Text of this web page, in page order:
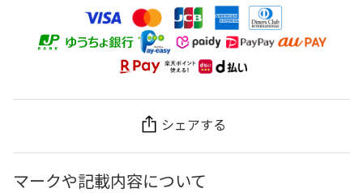
シェアする
マークや記載内容について